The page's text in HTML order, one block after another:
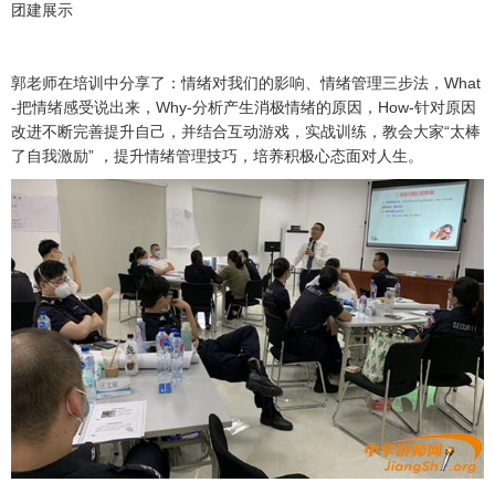
团建展示
郭老师在培训中分享了：情绪对我们的影响、情绪管理三步法，What
-把情绪感受说出来，Why-分析产生消极情绪的原因，How-针对原因
改进不断完善提升自己，并结合互动游戏，实战训练，教会大家“太棒
了自我激励” ，提升情绪管理技巧，培养积极心态面对人生。